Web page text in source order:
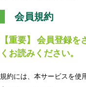
会員規約
【重要】 会員登録
くお読みください。
規約には、本サービスを使